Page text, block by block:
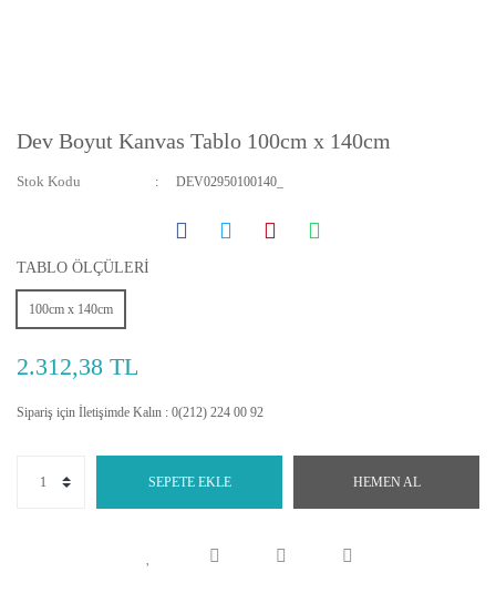
Dev Boyut Kanvas Tablo 100cm x 140cm
Stok Kodu DEV02950100140_
TABLO ÖLÇÜLERİ
100cm x 140cm
2.312,38 TL
Sipariş için İletişimde Kalın : 0(212) 224 00 92
SEPETE EKLE HEMEN AL